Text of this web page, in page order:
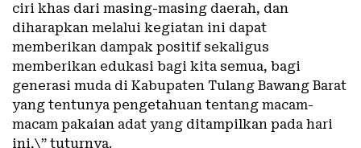
ciri khas dari masing-masing daerah, dan
diharapkan melalui kegiatan ini dapat
memberikan dampak positif sekaligus
memberikan edukasi bagi kita semua, bagi
generasi muda di Kabupaten Tulang Bawang Barat
yang tentunya pengetahuan tentang macam-
macam pakaian adat yang ditampilkan pada hari
ini,\” tuturnya.